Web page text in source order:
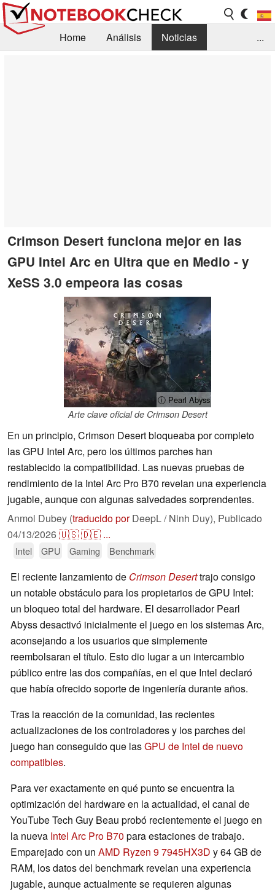
Home Análisis
Noticias
...
Crimson Desert funciona mejor en las
GPU Intel Arc en Ultra que en Medio - y
XeSS 3.0 empeora las cosas
ⓘ Pearl Abyss
Arte clave oficial de Crimson Desert
En un principio, Crimson Desert bloqueaba por completo
las GPU Intel Arc, pero los últimos parches han
restablecido la compatibilidad. Las nuevas pruebas de
rendimiento de la Intel Arc Pro B70 revelan una experiencia
jugable, aunque con algunas salvedades sorprendentes.
Anmol Dubey (traducido porDeepL / Ninh Duy), Publicado
04/13/2026🇺🇸🇩🇪 ...
Intel GPU Gaming Benchmark
El reciente lanzamiento de Crimson Deserttrajo consigo
un notable obstáculo para los propietarios de GPU Intel:
un bloqueo total del hardware. El desarrollador Pearl
Abyss desactivó inicialmente el juego en los sistemas Arc,
aconsejando a los usuarios que simplemente
reembolsaran el título. Esto dio lugar a un intercambio
público entre las dos compañías, en el que Intel declaró
que había ofrecido soporte de ingeniería durante años.
Tras la reacción de la comunidad, las recientes
actualizaciones de los controladores y los parches del
juego han conseguido que lasGPU de Intel de nuevo
compatibles.
Para ver exactamente en qué punto se encuentra la
optimización del hardware en la actualidad, el canal de
YouTube Tech Guy Beau probó recientemente el juego en
la nueva Intel Arc Pro B70 para estaciones de trabajo.
Emparejado con un AMD Ryzen 9 7945HX3D y 64 GB de
RAM, los datos del benchmark revelan una experiencia
jugable, aunque actualmente se requieren algunas